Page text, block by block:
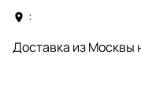
:
Доставка из Москвы